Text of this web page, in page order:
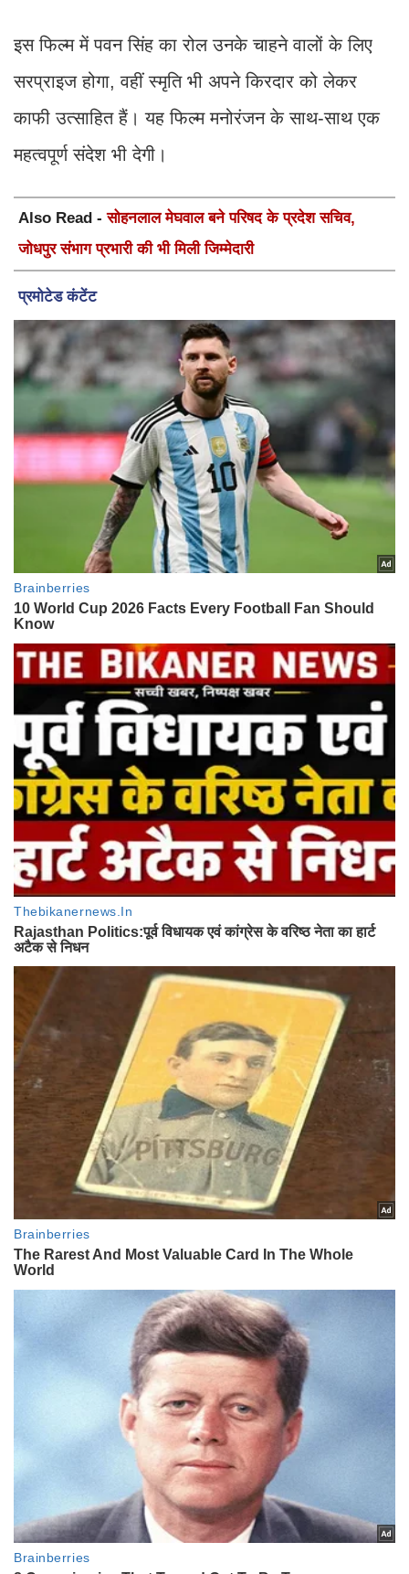
इस फिल्म में पवन सिंह का रोल उनके चाहने वालों के लिए
सरप्राइज होगा, वहीं स्मृति भी अपने किरदार को लेकर
काफी उत्साहित हैं। यह फिल्म मनोरंजन के साथ-साथ एक
महत्वपूर्ण संदेश भी देगी।
Also Read -सोहनलाल मेघवाल बने परिषद के प्रदेश सचिव,
जोधपुर संभाग प्रभारी की भी मिली जिम्मेदारी